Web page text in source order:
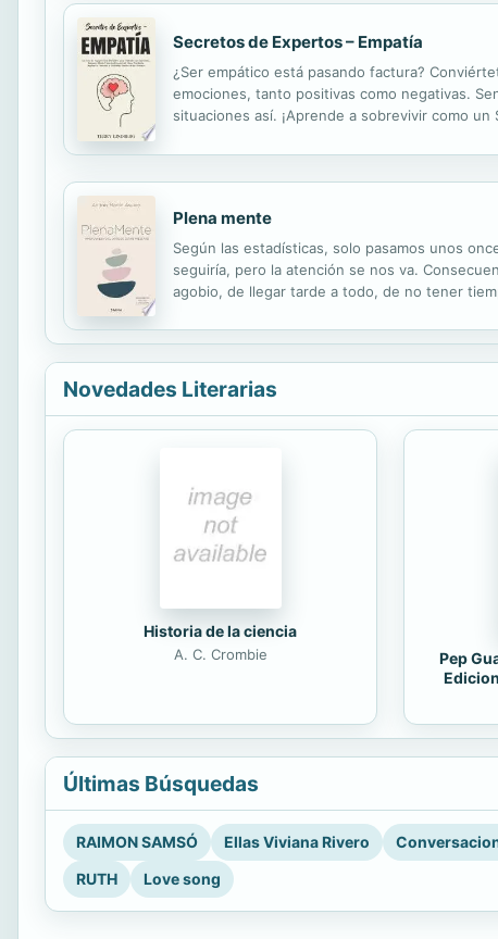
Secretos de Expertos – Empatía
¿Ser empático está pasando factura?
emociones, tanto positivas como negativas.
situaciones así. ¡Aprende a sobrevivir como
Plena mente
Según las estadísticas, solo pasamos unos
seguiría, pero la atención se nos va.
agobio, de llegar tarde a todo, de no tener
Novedades Literarias
Historia de la ciencia
A. C. Crombie
Pep
Últimas Búsquedas
RAIMON SAMSÓ Ellas Viviana Rivero
RUTH
Love song